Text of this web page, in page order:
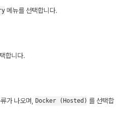
메뉴를 선택합니다.
합니다.
가 나오며, Docker (Hosted) 를 선택합